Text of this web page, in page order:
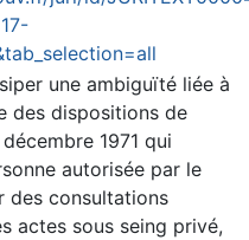
une ambiguïté liée à
des dispositions de
1971 qui
autorisée par le
des consultations
actes sous seing privé,